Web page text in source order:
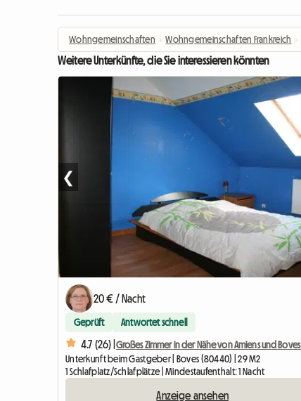
Wohngemeinschaften › Wohngemeinschaften Frankreich ›
Weitere Unterkünfte, die Sie interessieren könnten
❮
20 € / Nacht
Geprüft Antwortet schnell
4.7 (26) |
Unterkunft beim Gastgeber | Boves (80440) | 29 M2
1 Schlafplatz/Schlafplätze | Mindestaufenthalt: 1 Nacht
Anzeige ansehen